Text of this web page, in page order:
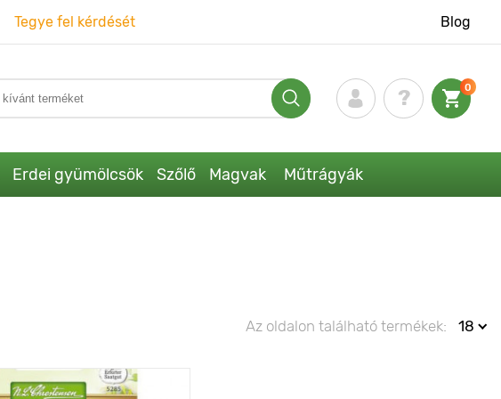
Tegye fel kérdését Blog
0
Erdei gyümölcsök Szőlő Magvak Műtrágyák
Az oldalon található termékek: 18